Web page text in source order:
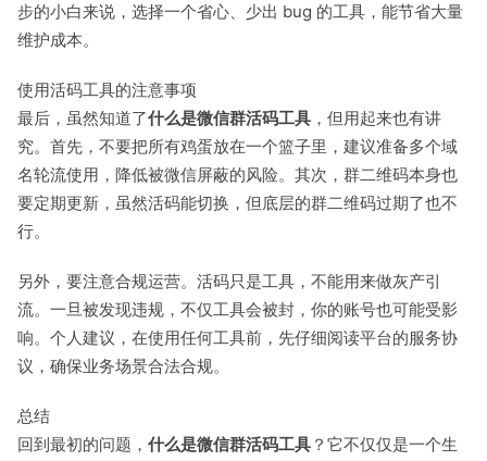
步的小白来说，选择一个省心、少出 bug 的工具，能节省大量
维护成本。
使用活码工具的注意事项
最后，虽然知道了什么是微信群活码工具 ，但用起来也有讲
究。首先，不要把所有鸡蛋放在一个篮子里，建议准备多个域
名轮流使用，降低被微信屏蔽的风险。其次，群二维码本身也
要定期更新，虽然活码能切换，但底层的群二维码过期了也不
行。
另外，要注意合规运营。活码只是工具，不能用来做灰产引
流。一旦被发现违规，不仅工具会被封，你的账号也可能受影
响。个人建议，在使用任何工具前，先仔细阅读平台的服务协
议，确保业务场景合法合规。
总结
回到最初的问题， 什么是微信群活码工具 ？它不仅仅是一个生